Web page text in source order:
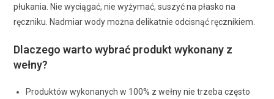
płukania. Nie wyciągać, nie wyżymać, suszyć na płasko na
ręczniku. Nadmiar wody można delikatnie odcisnąć ręcznikiem.
Dlaczego warto wybrać produkt wykonany z
wełny?
Produktów wykonanych w 100% z wełny nie trzeba często